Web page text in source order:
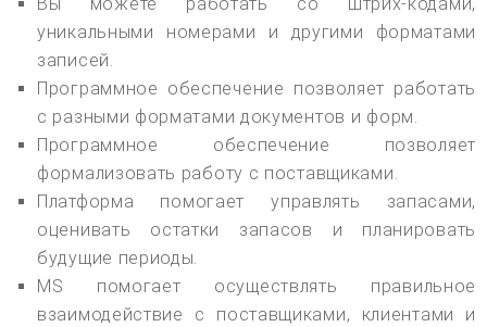
Вы можете работать со штрих-кодами,
уникальными номерами и другими форматами
записей.
Программное обеспечение позволяет работать
с разными форматами документов и форм.
Программное обеспечение позволяет
формализовать работу с поставщиками.
Платформа помогает управлять запасами,
оценивать остатки запасов и планировать
будущие периоды.
MS помогает осуществлять правильное
взаимодействие с поставщиками, клиентами и